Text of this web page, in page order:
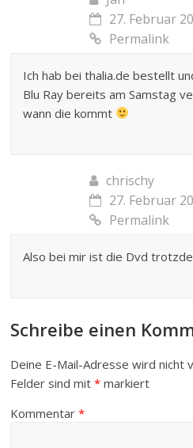
27. Februar
Permalink
Ich hab bei thalia.de bestellt
Blu Ray bereits am Samstag
wann die kommt
chrischy
27. Februar
Permalink
Also bei mir ist die Dvd
Schreibe einen
Deine E-Mail-Adresse wird nicht
Felder sind mit* markiert
Kommentar*